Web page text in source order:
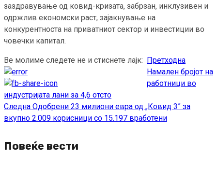
заздравување од ковид-кризата, забрзан, инклузивен и
одржлив економски раст, зајакнување на
конкурентноста на приватниот сектор и инвестиции во
човечки капитал.
Ве молиме следете не и стиснете лајк:
Continue
Reading
Претходна
Намален бројот на
работници во
индустријата лани за 4,6 отсто
Следна Одобрени 23 милиони евра од „Ковид 3” за
вкупно 2.009 корисници со 15.197 вработени
Повеќе вести